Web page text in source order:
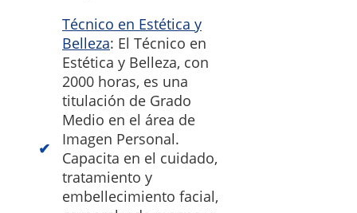
Técnico en Estética y
Belleza: El Técnico en
Estética y Belleza, con
2000 horas, es una
titulación de Grado
Medio en el área de
Imagen Personal.
Capacita en el cuidado,
tratamiento y
embellecimiento facial,